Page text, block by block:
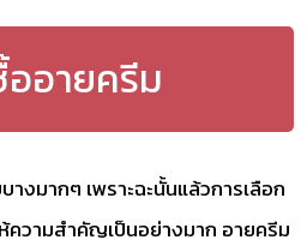
ออายครีม
งมากๆ เพราะฉะนั้นแล้วการเลือก
ความสำคัญเป็นอย่างมาก อายครีม